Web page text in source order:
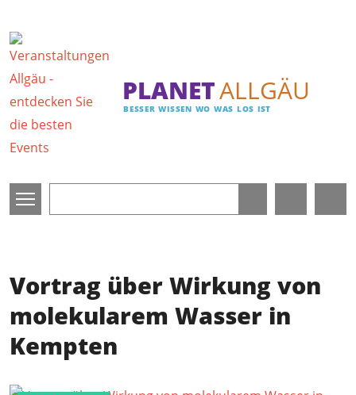
PLANETALLGÄU
BESSER WISSEN WO WAS LOS IST
Vortrag über Wirkung von
molekularem Wasser in
Kempten